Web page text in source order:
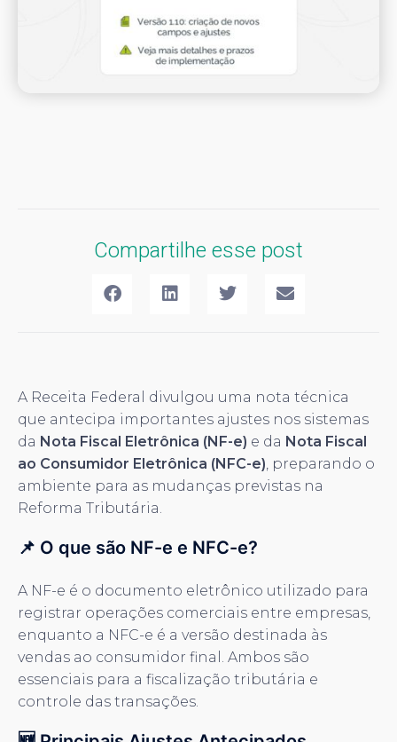
Compartilhe esse post
A Receita Federal divulgou uma nota técnica
que antecipa importantes ajustes nos sistemas
da Nota Fiscal Eletrônica (NF-e) e da Nota Fiscal
ao Consumidor Eletrônica (NFC-e), preparando o
ambiente para as mudanças previstas na
Reforma Tributária.
📌 O que são NF-e e NFC-e?
A NF-e é o documento eletrônico utilizado para
registrar operações comerciais entre empresas,
enquanto a NFC-e é a versão destinada às
vendas ao consumidor final. Ambos são
essenciais para a fiscalização tributária e
controle das transações.